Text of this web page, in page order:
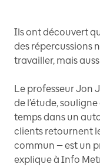
Ils ont découvert
des répercussions
travailler, mais
Le professeur Jon
de l’étude,
temps dans un
clients retournent
commun — est un
explique à Info